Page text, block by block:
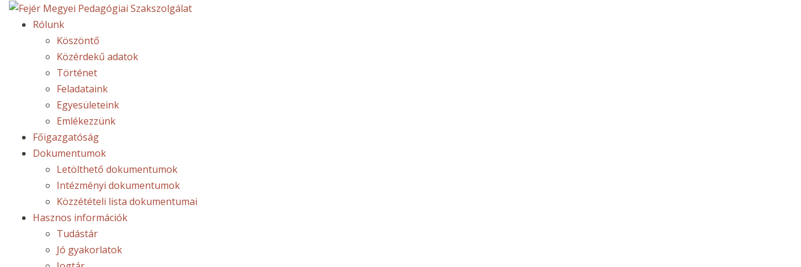
Rólunk
Köszöntő
Közérdekű adatok
Történet
Feladataink
Egyesületeink
Emlékezzünk
Főigazgatóság
Dokumentumok
Letölthető dokumentumok
Intézményi dokumentumok
Közzétételi lista dokumentumai
Hasznos információk
Tudástár
Jó gyakorlatok